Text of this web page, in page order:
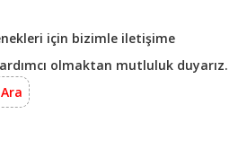
için bizimle iletişime
olmaktan mutluluk duyarız.